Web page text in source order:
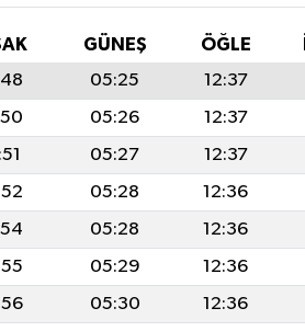
GÜNEŞ ÖĞLE
05:25 12:37
05:26 12:37
05:27 12:37
05:28 12:36
05:28 12:36
05:29 12:36
05:30 12:36